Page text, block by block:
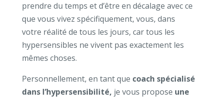
prendre du temps et d’être en décalage avec ce
que vous vivez spécifiquement, vous, dans
votre réalité de tous les jours, car tous les
hypersensibles ne vivent pas exactement les
mêmes choses.
Personnellement, en tant que coach spécialisé
dans l’hypersensibilité, je vous propose une